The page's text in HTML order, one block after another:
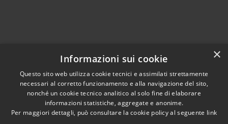
RSS
Accessibilità
Copyright © 2026 • Comune di
Clusone • Powered by
×
Informazioni sui cookie
Questo sito web utilizza cookie tecnici e assimilati strettamente
necessari al corretto funzionamento e alla navigazione del sito,
nonché un cookie tecnico analitico al solo fine di elaborare
informazioni statistiche, aggregate e anonime.
Per maggiori dettagli, può consultare la cookie policy al seguente link